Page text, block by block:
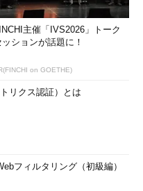
主催「IVS2026」トーク
ッションが話題に！
on GOETHE)
リクス認証）とは
フィルタリング（初級編）